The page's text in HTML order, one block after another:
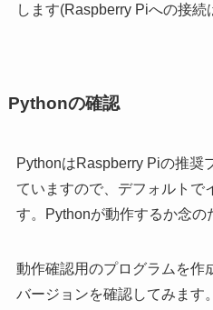
します(Raspberry Piへの接続
Pythonの確認
PythonはRaspberry Piの推奨
ていますので、デフォルトで
す。Pythonが動作するか念の
動作確認用のプログラムを作
バージョンを確認してみます